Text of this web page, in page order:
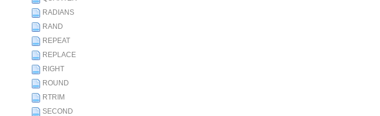
RADIANS
RAND
REPEAT
REPLACE
RIGHT
ROUND
RTRIM
SECOND